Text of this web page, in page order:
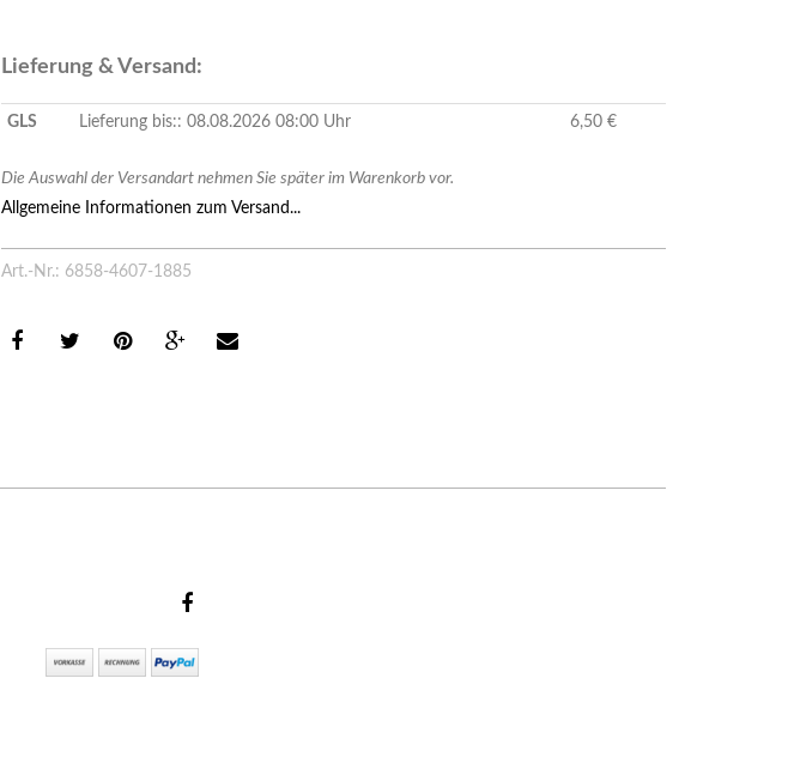
Lieferung & Versand:
GLS Lieferung bis:: 08.08.2026 08:00 Uhr 6,50 €
Die Auswahl der Versandart nehmen Sie später im Warenkorb vor.
Allgemeine Informationen zum Versand...
Art.-Nr.: 6858-4607-1885